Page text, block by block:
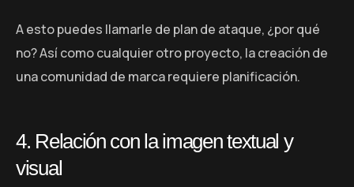
A esto puedes llamarle de plan de ataque, ¿por qué
no? Así como cualquier otro proyecto, la creación de
una comunidad de marca requiere planificación.
4. Relación con la imagen textual y
visual